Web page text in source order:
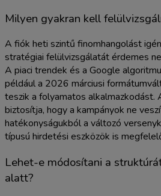
Milyen gyakran kell
A fiók heti szintű finomhangolást
stratégiai felülvizsgálatát érdemes
A piaci trendek és a Google
például a 2026 márciusi
teszik a folyamatos alkalmazkodást.
biztosítja, hogy a kampányok ne
hatékonyságukból a változó
típusú hirdetési eszközök is
Lehet-e módosítani a
alatt?